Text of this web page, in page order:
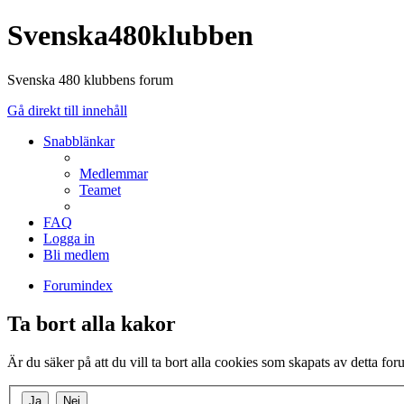
Svenska480klubben
Svenska 480 klubbens forum
Gå direkt till innehåll
Snabblänkar
Medlemmar
Teamet
FAQ
Logga in
Bli medlem
Forumindex
Ta bort alla kakor
Är du säker på att du vill ta bort alla cookies som skapats av detta